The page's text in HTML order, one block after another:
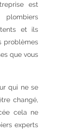
est
et ils
problèmes
que vous
qui ne se
changé,
cela ne
experts